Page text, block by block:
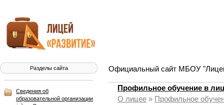
Разделы сайта
Сведения об
образовательной организации
Официальный сайт МБОУ "Лицей
Профильное обучение в
О лицее » Профильное